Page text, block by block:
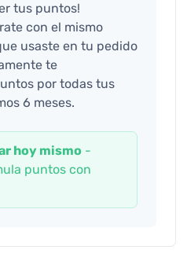
tus puntos!
con el mismo
usaste en tu pedido
te
por todas tus
6 meses.
hoy mismo -
puntos con